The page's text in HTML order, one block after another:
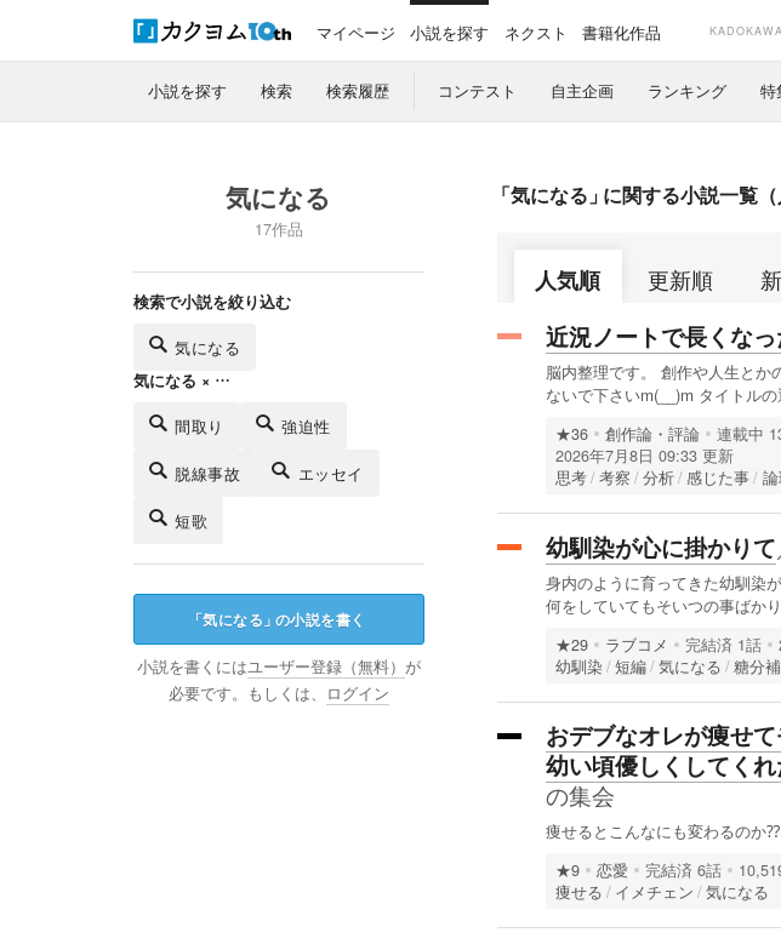
マイページ 小説を探す ネクスト 書籍化作品
小説を探す 検索 検索履歴 コンテスト 自主企画 ランキング 特
気になる
17作品
検索で小説を絞り込む
気になる
気になる × …
間取り 強迫性
脱線事故 エッセイ
短歌
「気になる 」の小説を書く
小説を書くにはユーザー登録（無料） が
必要です。もしくは、
ログイン
「気になる 」に関する小説一覧（
人気順 更新順
近況ノートで長くな
脳内整理です。 創作や人生とか
ないで下さいm(__)m タイトル
★36 創作論・評論 連載中
2026年7月8日 09:33 更新
思考 考察 分析 感じた事
幼馴染が心に掛かりて
身内のように育ってきた幼馴染
何をしていてもそいつの事ばか
★29 ラブコメ 完結済 1話
幼馴染
短編 気になる 糖分
おデブなオレが痩せ
幼い頃優しくしてく
の集会
痩せるとこんなにも変わるのか⁇
★9 恋愛 完結済 6話
痩せる
イメチェン 気になる